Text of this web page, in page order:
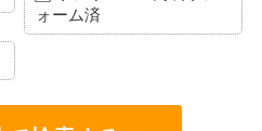
ォーム済